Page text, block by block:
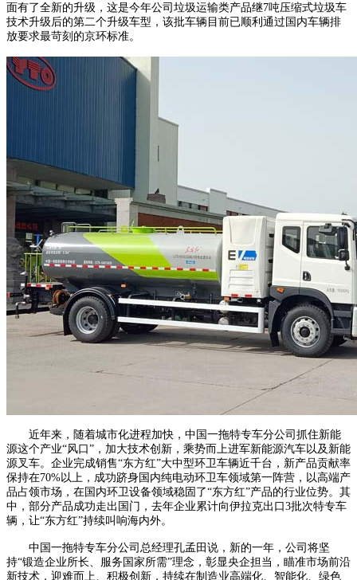
面有了全新的升级，这是今年公司垃圾运输类产品继7吨压缩式垃圾车
技术升级后的第二个升级车型，该批车辆目前已顺利通过国内车辆排
放要求最苛刻的京环标准。
近年来，随着城市化进程加快，中国一拖特专车分公司抓住新能
源这个产业“风口”，加大技术创新，乘势而上进军新能源汽车以及新能
源叉车。企业完成销售“东方红”大中型环卫车辆近千台，新产品贡献率
保持在70%以上，成功跻身国内纯电动环卫车领域第一阵营，以高端产
品占领市场，在国内环卫设备领域稳固了“东方红”产品的行业位势。其
中，部分产品成功走出国门，去年企业累计向伊拉克出口3批次特专车
辆，让“东方红”持续叫响海内外。
中国一拖特专车分公司总经理孔孟田说，新的一年，公司将坚
持“锻造企业所长、服务国家所需”理念，彰显央企担当，瞄准市场前沿
新技术，迎难而上、积极创新，持续在制造业高端化、智能化、绿色